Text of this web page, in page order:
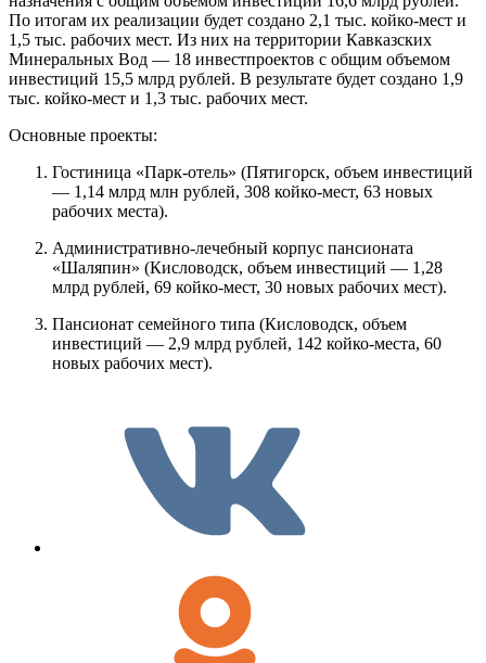
По итогам их реализации будет создано 2,1 тыс. койко-мест и
1,5 тыс. рабочих мест. Из них на территории Кавказских
Минеральных Вод — 18 инвестпроектов с общим объемом
инвестиций 15,5 млрд рублей. В результате будет создано 1,9
тыс. койко-мест и 1,3 тыс. рабочих мест.
Основные проекты:
Гостиница «Парк-отель» (Пятигорск, объем инвестиций
— 1,14 млрд млн рублей, 308 койко-мест, 63 новых
рабочих места).
Административно-лечебный корпус пансионата
«Шаляпин» (Кисловодск, объем инвестиций — 1,28
млрд рублей, 69 койко-мест, 30 новых рабочих мест).
Пансионат семейного типа (Кисловодск, объем
инвестиций — 2,9 млрд рублей, 142 койко-места, 60
новых рабочих мест).